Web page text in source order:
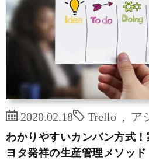
2020.02.18 Trello ア
わかりやすいカンバン方式
ヨタ発祥の生産管理メソッド